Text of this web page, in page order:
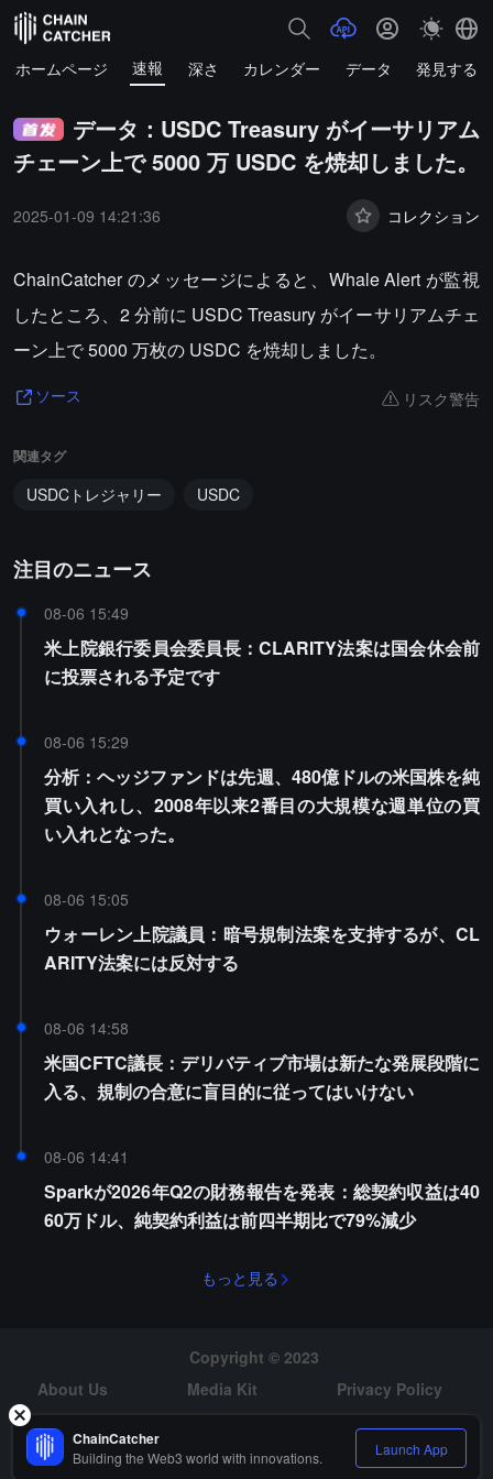
ホームページ 速報 深さ カレンダー データ 発見する
データ：USDC Treasury がイーサリアム
チェーン上で 5000 万 USDC を焼却しました。
2025-01-09 14:21:36 コレクション
ChainCatcher のメッセージによると、Whale Alert が監視
したところ、2 分前に USDC Treasury がイーサリアムチェ
ーン上で 5000 万枚の USDC を焼却しました。
ソース リスク警告
関連タグ
USDCトレジャリー USDC
注目のニュース
08-06 15:49
米上院銀行委員会委員長：CLARITY法案は国会休会前
に投票される予定です
08-06 15:29
分析：ヘッジファンドは先週、480億ドルの米国株を純
買い入れし、2008年以来2番目の大規模な週単位の買
い入れとなった。
08-06 15:05
ウォーレン上院議員：暗号規制法案を支持するが、CL
ARITY法案には反対する
08-06 14:58
米国CFTC議長：デリバティブ市場は新たな発展段階に
入る、規制の合意に盲目的に従ってはいけない
08-06 14:41
Sparkが2026年Q2の財務報告を発表：総契約収益は40
60万ドル、純契約利益は前四半期比で79%減少
もっと見る
Copyright © 2023
About Us
Media Kit
Privacy Policy
Risk Warning
Hiring
ChainCatcher
Building the Web3 world with innovations. Launch App